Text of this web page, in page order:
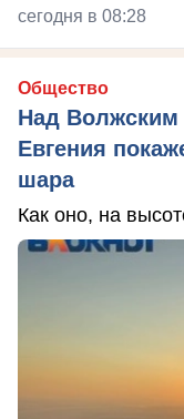
сегодня в 08:28
Общество
Над Волжским
Евгения
шара
Как оно, на